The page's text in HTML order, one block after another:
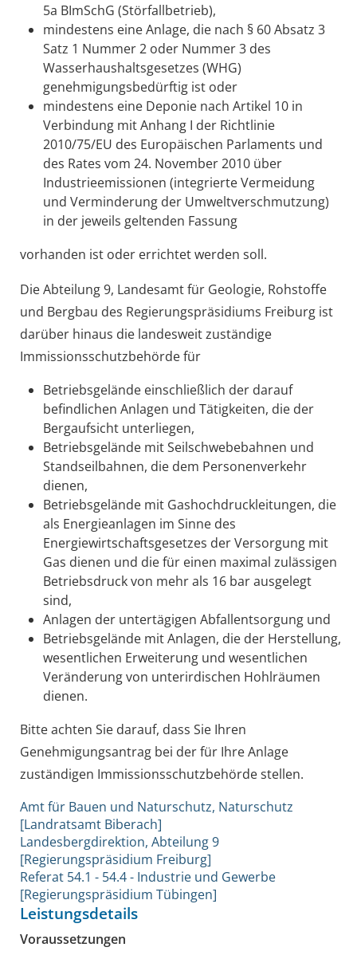
5a BImSchG (Störfallbetrieb),
mindestens eine Anlage, die nach § 60 Absatz 3
Satz 1 Nummer 2 oder Nummer 3 des
Wasserhaushaltsgesetzes (WHG)
genehmigungsbedürftig ist oder
mindestens eine Deponie nach Artikel 10 in
Verbindung mit Anhang I der Richtlinie
2010/75/EU des Europäischen Parlaments und
des Rates vom 24. November 2010 über
Industrieemissionen (integrierte Vermeidung
und Verminderung der Umweltverschmutzung)
in der jeweils geltenden Fassung
vorhanden ist oder errichtet werden soll.
Die Abteilung 9, Landesamt für Geologie, Rohstoffe
und Bergbau des Regierungspräsidiums Freiburg ist
darüber hinaus die landesweit zuständige
Immissionsschutzbehörde für
Betriebsgelände einschließlich der darauf
befindlichen Anlagen und Tätigkeiten, die der
Bergaufsicht unterliegen,
Betriebsgelände mit Seilschwebebahnen und
Standseilbahnen, die dem Personenverkehr
dienen,
Betriebsgelände mit Gashochdruckleitungen, die
als Energieanlagen im Sinne des
Energiewirtschaftsgesetzes der Versorgung mit
Gas dienen und die für einen maximal zulässigen
Betriebsdruck von mehr als 16 bar ausgelegt
sind,
Anlagen der untertägigen Abfallentsorgung und
Betriebsgelände mit Anlagen, die der Herstellung,
wesentlichen Erweiterung und wesentlichen
Veränderung von unterirdischen Hohlräumen
dienen.
Bitte achten Sie darauf, dass Sie Ihren
Genehmigungsantrag bei der für Ihre Anlage
zuständigen Immissionsschutzbehörde stellen.
Amt für Bauen und Naturschutz, Naturschutz
[Landratsamt Biberach]
Landesbergdirektion, Abteilung 9
[Regierungspräsidium Freiburg]
Referat 54.1 - 54.4 - Industrie und Gewerbe
[Regierungspräsidium Tübingen]
Leistungsdetails
Voraussetzungen